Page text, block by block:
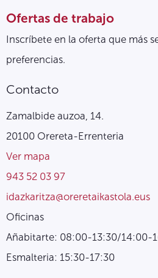
Ofertas de trabajo
Inscríbete en la oferta que más
preferencias.
Contacto
Zamalbide auzoa, 14.
20100 Orereta-Errenteria
Ver mapa
943 52 03 97
idazkaritza@oreretaikastola.eus
Oficinas
Añabitarte: 08:00-13:30/14:00-
Esmalteria: 15:30-17:30